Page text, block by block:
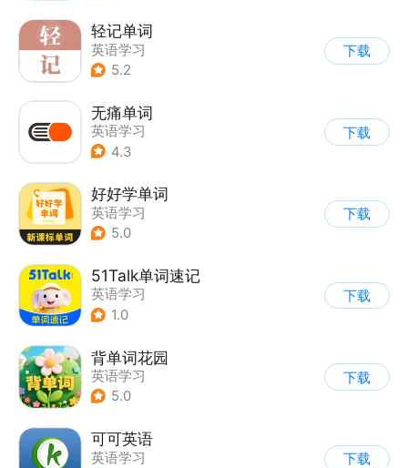
轻记单词
英语学习
5.2
下载
无痛单词
英语学习
4.3
下载
好好学单词
英语学习
5.0
下载
51Talk单词速记
英语学习
1.0
下载
背单词花园
英语学习
5.0
下载
可可英语
英语学习
下载